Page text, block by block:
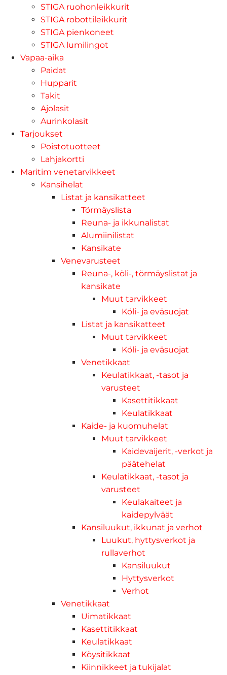
STIGA ruohonleikkurit
STIGA robottileikkurit
STIGA pienkoneet
STIGA lumilingot
Vapaa-aika
Paidat
Hupparit
Takit
Ajolasit
Aurinkolasit
Tarjoukset
Poistotuotteet
Lahjakortti
Maritim venetarvikkeet
Kansihelat
Listat ja kansikatteet
Törmäyslista
Reuna- ja ikkunalistat
Alumiinilistat
Kansikate
Venevarusteet
Reuna-, köli-, törmäyslistat ja
kansikate
Muut tarvikkeet
Köli- ja eväsuojat
Listat ja kansikatteet
Muut tarvikkeet
Köli- ja eväsuojat
Venetikkaat
Keulatikkaat, -tasot ja
varusteet
Kasettitikkaat
Keulatikkaat
Kaide- ja kuomuhelat
Muut tarvikkeet
Kaidevaijerit, -verkot ja
päätehelat
Keulatikkaat, -tasot ja
varusteet
Keulakaiteet ja
kaidepylväät
Kansiluukut, ikkunat ja verhot
Luukut, hyttysverkot ja
rullaverhot
Kansiluukut
Hyttysverkot
Verhot
Venetikkaat
Uimatikkaat
Kasettitikkaat
Keulatikkaat
Köysitikkaat
Kiinnikkeet ja tukijalat